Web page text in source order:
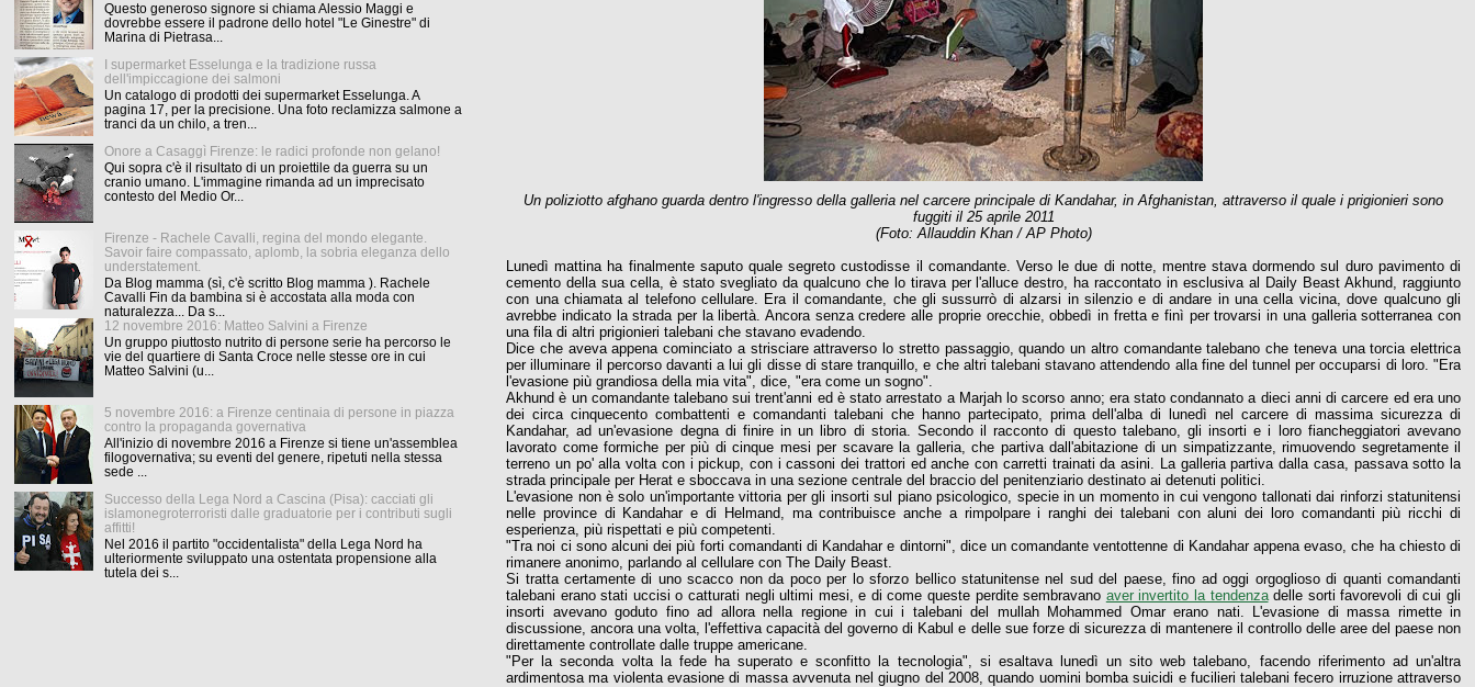
Un poliziotto afghano guarda dentro l'ingresso della galleria nel carcere principale di Kandahar, in Afghanistan, attraverso il quale i prigionieri sono
fuggiti il 25 aprile 2011
(Foto: Allauddin Khan / AP Photo)
Lunedì mattina ha finalmente saputo quale segreto custodisse il comandante. Verso le due di notte, mentre stava dormendo sul duro pavimento di
cemento della sua cella, è stato svegliato da qualcuno che lo tirava per l'alluce destro, ha raccontato in esclusiva al Daily Beast Akhund, raggiunto
con una chiamata al telefono cellulare. Era il comandante, che gli sussurrò di alzarsi in silenzio e di andare in una cella vicina, dove qualcuno gli
avrebbe indicato la strada per la libertà. Ancora senza credere alle proprie orecchie, obbedì in fretta e finì per trovarsi in una galleria sotterranea con
una fila di altri prigionieri talebani che stavano evadendo.
Dice che aveva appena cominciato a strisciare attraverso lo stretto passaggio, quando un altro comandante talebano che teneva una torcia elettrica
per illuminare il percorso davanti a lui gli disse di stare tranquillo, e che altri talebani stavano attendendo alla fine del tunnel per occuparsi di loro. "Era
l'evasione più grandiosa della mia vita", dice, "era come un sogno".
Akhund è un comandante talebano sui trent'anni ed è stato arrestato a Marjah lo scorso anno; era stato condannato a dieci anni di carcere ed era uno
dei circa cinquecento combattenti e comandanti talebani che hanno partecipato, prima dell'alba di lunedì nel carcere di massima sicurezza di
Kandahar, ad un'evasione degna di finire in un libro di storia. Secondo il racconto di questo talebano, gli insorti e i loro fiancheggiatori avevano
lavorato come formiche per più di cinque mesi per scavare la galleria, che partiva dall'abitazione di un simpatizzante, rimuovendo segretamente il
terreno un po' alla volta con i pickup, con i cassoni dei trattori ed anche con carretti trainati da asini. La galleria partiva dalla casa, passava sotto la
strada principale per Herat e sboccava in una sezione centrale del braccio del penitenziario destinato ai detenuti politici.
L'evasione non è solo un'importante vittoria per gli insorti sul piano psicologico, specie in un momento in cui vengono tallonati dai rinforzi statunitensi
nelle province di Kandahar e di Helmand, ma contribuisce anche a rimpolpare i ranghi dei talebani con aluni dei loro comandanti più ricchi di
esperienza, più rispettati e più competenti.
"Tra noi ci sono alcuni dei più forti comandanti di Kandahar e dintorni", dice un comandante ventottenne di Kandahar appena evaso, che ha chiesto di
rimanere anonimo, parlando al cellulare con The Daily Beast.
Si tratta certamente di uno scacco non da poco per lo sforzo bellico statunitense nel sud del paese, fino ad oggi orgoglioso di quanti comandanti
talebani erano stati uccisi o catturati negli ultimi mesi, e di come queste perdite sembravano aver invertito la tendenzadelle sorti favorevoli di cui gli
insorti avevano goduto fino ad allora nella regione in cui i talebani del mullah Mohammed Omar erano nati. L'evasione di massa rimette in
discussione, ancora una volta, l'effettiva capacità del governo di Kabul e delle sue forze di sicurezza di mantenere il controllo delle aree del paese non
direttamente controllate dalle truppe americane.
"Per la seconda volta la fede ha superato e sconfitto la tecnologia", si esaltava lunedì un sito web talebano, facendo riferimento ad un'altra
ardimentosa ma violenta evasione di massa avvenuta nel giugno del 2008, quando uomini bomba suicidi e fucilieri talebani fecero irruzione attraverso
Questo generoso signore si chiama Alessio Maggi e
dovrebbe essere il padrone dello hotel "Le Ginestre" di
Marina di Pietrasa...
I supermarket Esselunga e la tradizione russa
dell'impiccagione dei salmoni
Un catalogo di prodotti dei supermarket Esselunga. A
pagina 17, per la precisione. Una foto reclamizza salmone a
tranci da un chilo, a tren...
Onore a Casaggì Firenze: le radici profonde non gelano!
Qui sopra c'è il risultato di un proiettile da guerra su un
cranio umano. L'immagine rimanda ad un imprecisato
contesto del Medio Or...
Firenze - Rachele Cavalli, regina del mondo elegante.
Savoir faire compassato, aplomb, la sobria eleganza dello
understatement.
Da Blog mamma (sì, c'è scritto Blog mamma ). Rachele
Cavalli Fin da bambina si è accostata alla moda con
naturalezza... Da s...
12 novembre 2016: Matteo Salvini a Firenze
Un gruppo piuttosto nutrito di persone serie ha percorso le
vie del quartiere di Santa Croce nelle stesse ore in cui
Matteo Salvini (u...
5 novembre 2016: a Firenze centinaia di persone in piazza
contro la propaganda governativa
All'inizio di novembre 2016 a Firenze si tiene un'assemblea
filogovernativa; su eventi del genere, ripetuti nella stessa
sede ...
Successo della Lega Nord a Cascina (Pisa): cacciati gli
islamonegroterroristi dalle graduatorie per i contributi sugli
affitti!
Nel 2016 il partito "occidentalista" della Lega Nord ha
ulteriormente sviluppato una ostentata propensione alla
tutela dei s...